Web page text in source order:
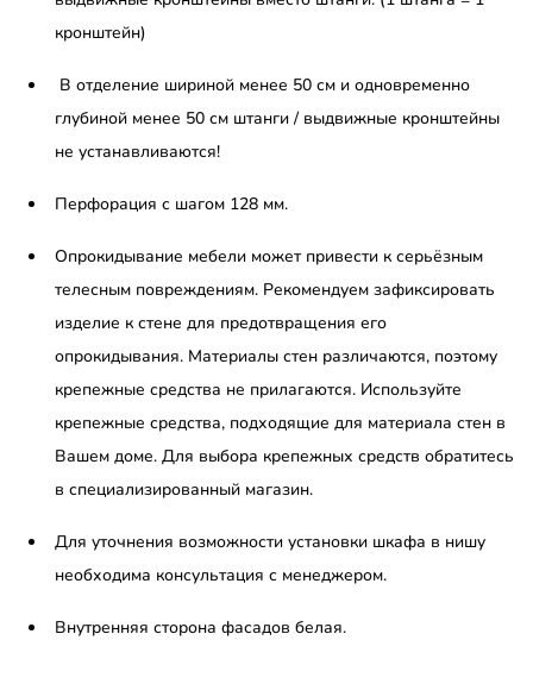
кронштейн)
В отделение шириной менее 50 см и одновременно
глубиной менее 50 см штанги / выдвижные кронштейны
не устанавливаются!
Перфорация с шагом 128 мм.
Опрокидывание мебели может привести к серьёзным
телесным повреждениям. Рекомендуем зафиксировать
изделие к стене для предотвращения его
опрокидывания. Материалы стен различаются, поэтому
крепежные средства не прилагаются. Используйте
крепежные средства, подходящие для материала стен в
Вашем доме. Для выбора крепежных средств обратитесь
в специализированный магазин.
Для уточнения возможности установки шкафа в нишу
необходима консультация с менеджером.
Внутренняя сторона фасадов белая.